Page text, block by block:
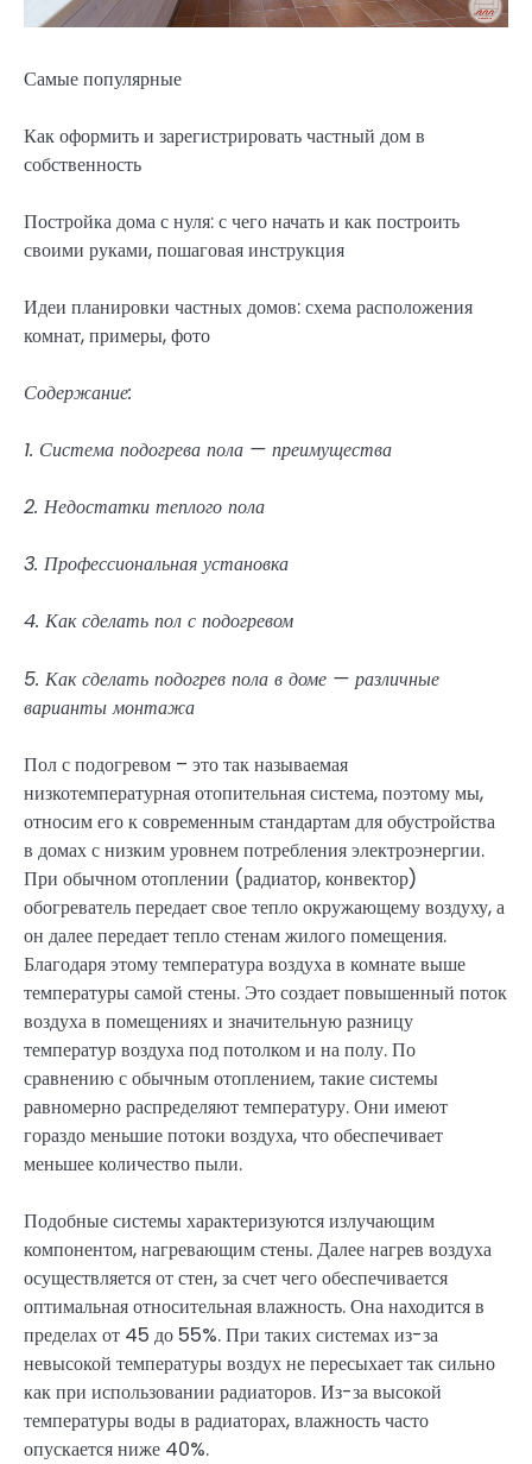
Самые популярные
Как оформить и зарегистрировать частный дом в
собственность
Постройка дома с нуля: с чего начать и как построить
своими руками, пошаговая инструкция
Идеи планировки частных домов: схема расположения
комнат, примеры, фото
Содержание:
1. Система подогрева пола — преимущества
2. Недостатки теплого пола
3. Профессиональная установка
4. Как сделать пол с подогревом
5. Как сделать подогрев пола в доме — различные
варианты монтажа
Пол с подогревом – это так называемая
низкотемпературная отопительная система, поэтому мы,
относим его к современным стандартам для обустройства
в домах с низким уровнем потребления электроэнергии.
При обычном отоплении (радиатор, конвектор)
обогреватель передает свое тепло окружающему воздуху, а
он далее передает тепло стенам жилого помещения.
Благодаря этому температура воздуха в комнате выше
температуры самой стены. Это создает повышенный поток
воздуха в помещениях и значительную разницу
температур воздуха под потолком и на полу. По
сравнению с обычным отоплением, такие системы
равномерно распределяют температуру. Они имеют
гораздо меньшие потоки воздуха, что обеспечивает
меньшее количество пыли.
Подобные системы характеризуются излучающим
компонентом, нагревающим стены. Далее нагрев воздуха
осуществляется от стен, за счет чего обеспечивается
оптимальная относительная влажность. Она находится в
пределах от 45 до 55%. При таких системах из-за
невысокой температуры воздух не пересыхает так сильно
как при использовании радиаторов. Из-за высокой
температуры воды в радиаторах, влажность часто
опускается ниже 40%.